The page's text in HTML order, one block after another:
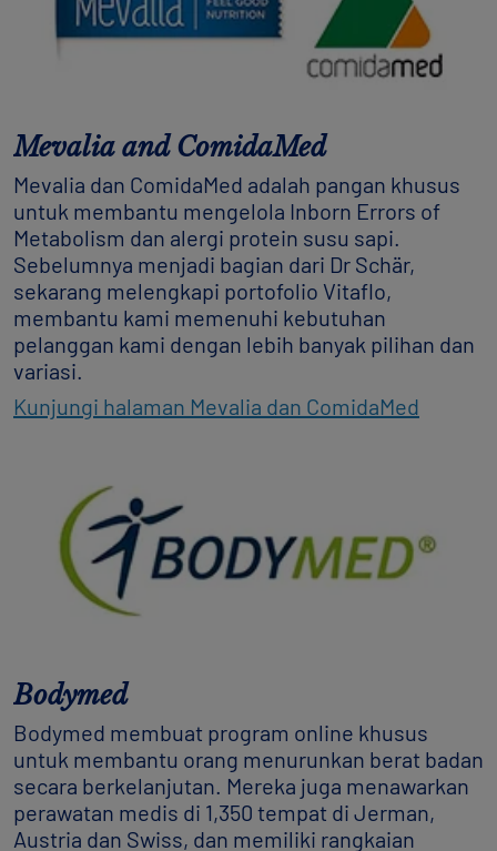
Mevalia and ComidaMed
Mevalia dan ComidaMed adalah pangan khusus
untuk membantu mengelola Inborn Errors of
Metabolism dan alergi protein susu sapi.
Sebelumnya menjadi bagian dari Dr Schär,
sekarang melengkapi portofolio Vitaflo,
membantu kami memenuhi kebutuhan
pelanggan kami dengan lebih banyak pilihan dan
variasi.
Kunjungi halaman Mevalia dan ComidaMed
Bodymed
Bodymed membuat program online khusus
untuk membantu orang menurunkan berat badan
secara berkelanjutan. Mereka juga menawarkan
perawatan medis di 1,350 tempat di Jerman,
Austria dan Swiss, dan memiliki rangkaian